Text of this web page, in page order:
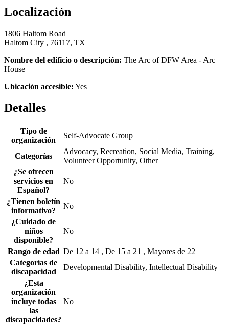
Localización
1806 Haltom Road
Haltom City , 76117, TX
Nombre del edificio o descripción: The Arc of DFW Area - Arc
House
Ubicación accesible: Yes
Detalles
Tipo de
organización
Self-Advocate Group
Categorías
Advocacy, Recreation, Social Media, Training,
Volunteer Opportunity, Other
¿Se ofrecen
servicios en
Español?
No
¿Tienen boletín
informativo?
No
¿Cuidado de
niños
disponible?
No
Rango de edad De 12 a 14 , De 15 a 21 , Mayores de 22
Categorías de
discapacidad
Developmental Disability, Intellectual Disability
¿Esta
organización
incluye todas
las
discapacidades?
No